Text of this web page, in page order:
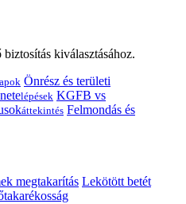
kiválasztásához.
Önrész és területi
lépések KGFB vs
áttekintés Felmondás és
megtakarítás Lekötött betét